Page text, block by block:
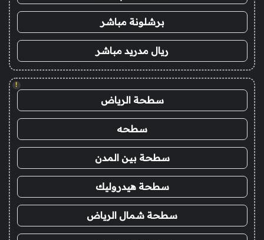
برشلونة مباشر
ريال مدريد مباشر
!
سطحة الرياض
سطحه
سطحة بين المدن
سطحة هيدروليك
سطحة شمال الرياض